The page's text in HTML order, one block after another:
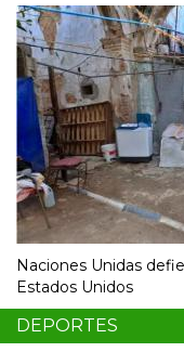
Naciones Unidas
Estados Unidos
DEPORTES